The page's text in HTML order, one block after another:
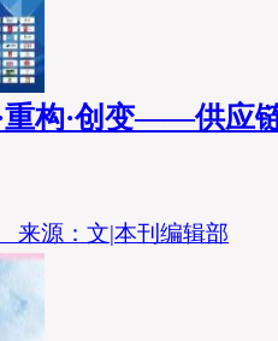
重构·创变——供应
源：文|本刊编辑部